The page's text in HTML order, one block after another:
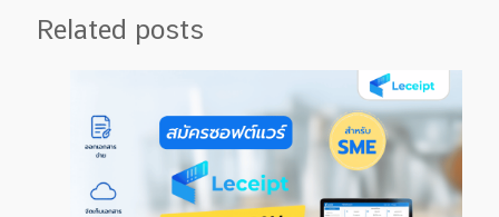
Related posts